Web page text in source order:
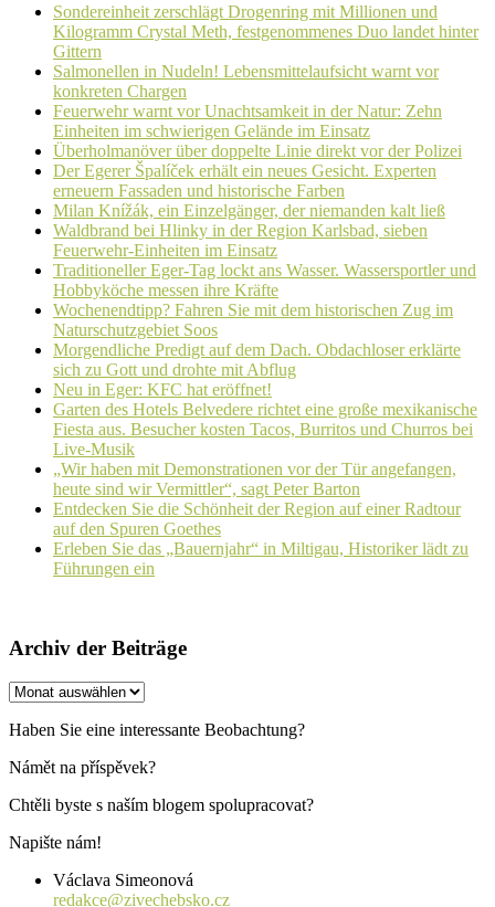
Sondereinheit zerschlägt Drogenring mit Millionen und
Kilogramm Crystal Meth, festgenommenes Duo landet hinter
Gittern
Salmonellen in Nudeln! Lebensmittelaufsicht warnt vor
konkreten Chargen
Feuerwehr warnt vor Unachtsamkeit in der Natur: Zehn
Einheiten im schwierigen Gelände im Einsatz
Überholmanöver über doppelte Linie direkt vor der Polizei
Der Egerer Špalíček erhält ein neues Gesicht. Experten
erneuern Fassaden und historische Farben
Milan Knížák, ein Einzelgänger, der niemanden kalt ließ
Waldbrand bei Hlinky in der Region Karlsbad, sieben
Feuerwehr-Einheiten im Einsatz
Traditioneller Eger-Tag lockt ans Wasser. Wassersportler und
Hobbyköche messen ihre Kräfte
Wochenendtipp? Fahren Sie mit dem historischen Zug im
Naturschutzgebiet Soos
Morgendliche Predigt auf dem Dach. Obdachloser erklärte
sich zu Gott und drohte mit Abflug
Neu in Eger: KFC hat eröffnet!
Garten des Hotels Belvedere richtet eine große mexikanische
Fiesta aus. Besucher kosten Tacos, Burritos und Churros bei
Live-Musik
„Wir haben mit Demonstrationen vor der Tür angefangen,
heute sind wir Vermittler“, sagt Peter Barton
Entdecken Sie die Schönheit der Region auf einer Radtour
auf den Spuren Goethes
Erleben Sie das „Bauernjahr“ in Miltigau, Historiker lädt zu
Führungen ein
Archiv der Beiträge
Archiv
Beiträge
Haben Sie eine interessante Beobachtung?
Námět na příspěvek?
Chtěli byste s naším blogem spolupracovat?
Napište nám!
Václava Simeonová
redakce@zivechebsko.cz